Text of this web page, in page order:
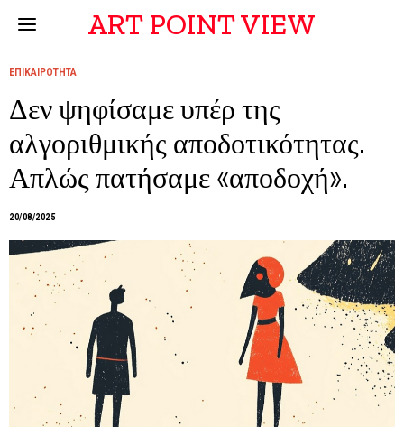
ART POINT VIEW
ΕΠΙΚΑΙΡΟΤΗΤΑ
Δεν ψηφίσαμε υπέρ της
αλγοριθμικής αποδοτικότητας.
Απλώς πατήσαμε «αποδοχή».
20/08/2025